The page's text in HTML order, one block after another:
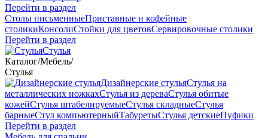
Перейти в раздел
Столы письменныеПриставные и кофейные
столикиКонсолиСтойки для цветовСервировочные столики
Перейти в раздел
Стулья
Каталог/Мебель/
Стулья
Дизайнерские стульяСтулья на
металлических ножкахСтулья из дереваСтулья обитые
кожейСтулья штабелируемыеСтулья складныеСтулья
барныеСтул компьютерныйТабуретыСтулья детскиеПуфики
Перейти в раздел